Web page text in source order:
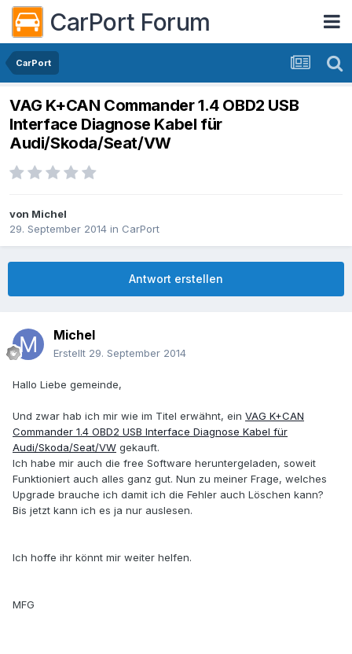
CarPort Forum
CarPort
VAG K+CAN Commander 1.4 OBD2 USB
Interface Diagnose Kabel für
Audi/Skoda/Seat/VW
von Michel
29. September 2014 in CarPort
Antwort erstellen
Michel
Erstellt 29. September 2014
Hallo Liebe gemeinde,
Und zwar hab ich mir wie im Titel erwähnt, ein VAG K+CAN
Commander 1.4 OBD2 USB Interface Diagnose Kabel für
Audi/Skoda/Seat/VW gekauft.
Ich habe mir auch die free Software heruntergeladen, soweit
Funktioniert auch alles ganz gut. Nun zu meiner Frage, welches
Upgrade brauche ich damit ich die Fehler auch Löschen kann?
Bis jetzt kann ich es ja nur auslesen.
Ich hoffe ihr könnt mir weiter helfen.
MFG